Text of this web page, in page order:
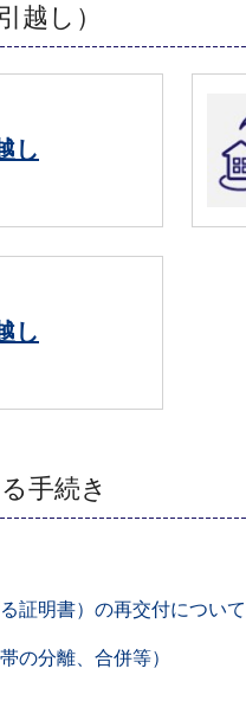
越し）
し
し
手続き
証明書）の再交付について
の分離、合併等）